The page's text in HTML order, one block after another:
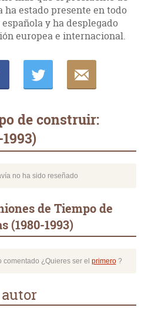
ha estado presente en todo
y ha desplegado
europea e internacional.
de construir:
no ha sido reseñado
de Tiempo de
(1980-1993)
¿Quieres ser el primero?